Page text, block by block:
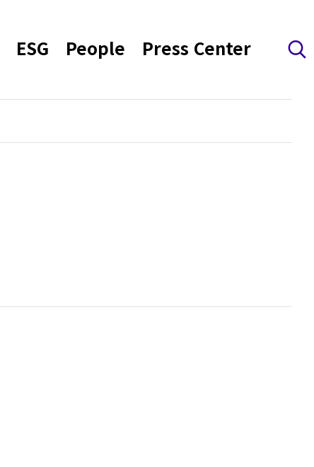
ESG People Press Center 검색 레이어 열기